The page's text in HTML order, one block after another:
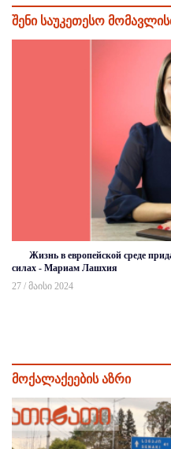
შენი საუკეთესო
Жизнь в европейской среде
силах - Мариам Лашхия
27 / მაისი 2024
მოქალაქეების აზრი